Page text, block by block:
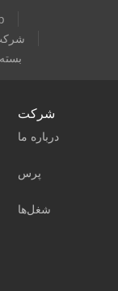
شرکت
درباره ما
پرس
شغل‌ها